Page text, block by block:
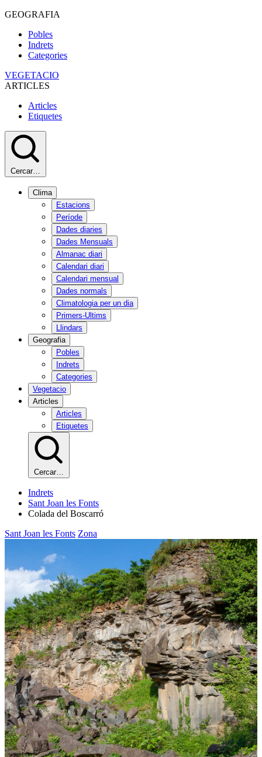
GEOGRAFIA
Pobles
Indrets
Categories
VEGETACIO
ARTICLES
Articles
Etiquetes
Cercar…
Clima
Estacions
Període
Dades diaries
Dades Mensuals
Almanac diari
Calendari diari
Calendari mensual
Dades normals
Climatologia per un dia
Primers-Ultims
Llindars
Geografia
Pobles
Indrets
Categories
Vegetacio
Articles
Articles
Etiquetes
Cercar…
Indrets
Sant Joan les Fonts
Colada del Boscarró
Sant Joan les Fonts Zona